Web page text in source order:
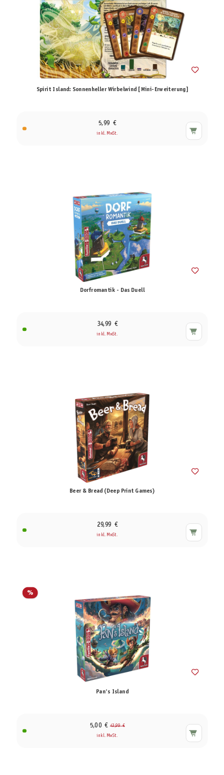
Spirit Island: Sonnenheller Wirbelwind [Mini-Erweiterung]
5,99 €
inkl. MwSt.
Dorfromantik - Das Duell
34,99 €
inkl. MwSt.
Beer & Bread (Deep Print Games)
29,99 €
inkl. MwSt.
%
Pan's Island
5,00 € 43,99 €
inkl. MwSt.